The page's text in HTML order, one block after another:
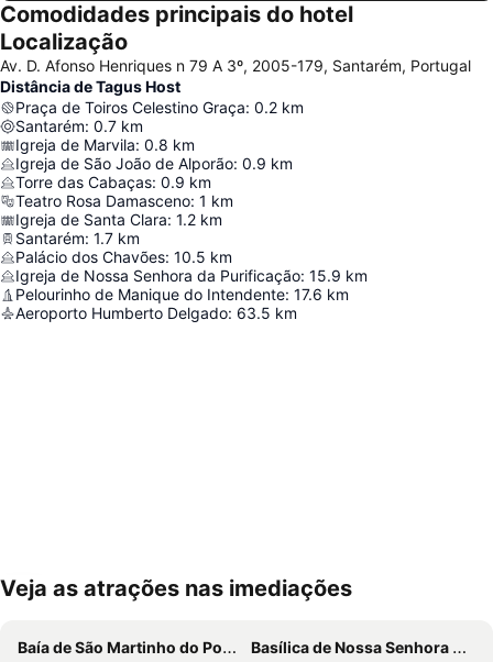
Comodidades principais do hotel
Localização
Av. D. Afonso Henriques n 79 A 3º, 2005-179, Santarém, Portugal
Distância de Tagus Host
Praça de Toiros Celestino Graça: 0.2 km
Santarém: 0.7 km
Igreja de Marvila: 0.8 km
Igreja de São João de Alporão: 0.9 km
Torre das Cabaças: 0.9 km
Teatro Rosa Damasceno: 1 km
Igreja de Santa Clara: 1.2 km
Santarém: 1.7 km
Palácio dos Chavões: 10.5 km
Igreja de Nossa Senhora da Purificação: 15.9 km
Pelourinho de Manique do Intendente: 17.6 km
Aeroporto Humberto Delgado: 63.5 km
Ampliar mapa
Veja as atrações nas imediações
Baía de São Martinho do Porto
Basílica de Nossa Senhora do Rosário de Fátima